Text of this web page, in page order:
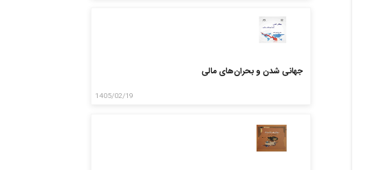
جهانی شدن و بحران‌های مالی
1405/02/19